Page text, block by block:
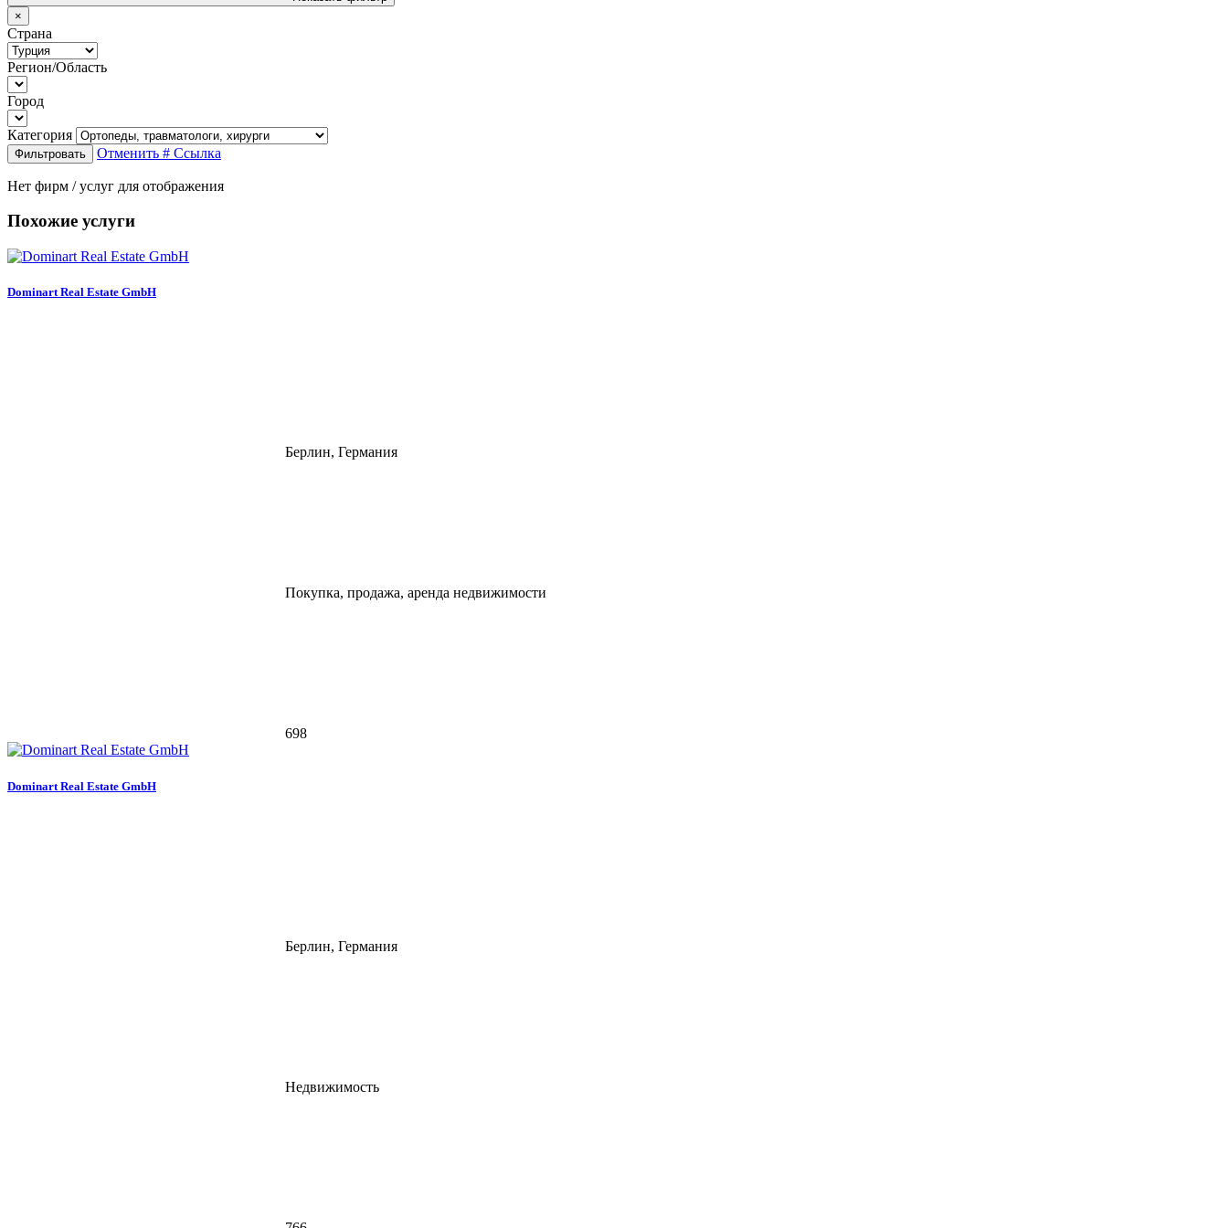
×
Страна
Регион/Область
Город
Категория
Фильтровать Отменить # Ссылка
Нет фирм / услуг для отображения
Похожие услуги
Dominart Real Estate GmbH
Берлин, Германия
Покупка, продажа, аренда недвижимости
698
Dominart Real Estate GmbH
Берлин, Германия
Недвижимость